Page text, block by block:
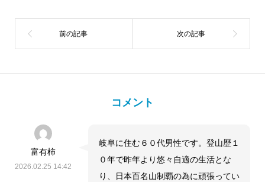
コメント
富有柿
2026.02.25 14:42
岐阜に住む６０代男性です。登山歴１
０年で昨年より悠々自適の生活とな
り、日本百名山制覇の為に頑張ってい